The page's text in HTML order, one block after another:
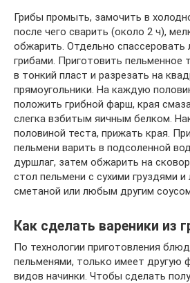
Грибы промыть, замочить в
после чего сварить (около 2 ч),
обжарить. Отдельно спассеровать
грибами. Приготовить пельменное
в тонкий пласт и разрезать на
прямоугольники. На каждую
положить грибной фарш, края
слегка взбитым яичным белком.
половиной теста, прижать края.
пельмени варить в подсоленной
дуршлаг, затем обжарить на
стол пельмени с сухими груздями и
сметаной или любым другим
Как сделать вареники из
По технологии приготовления
пельменями, только имеет другую
видов начинки. Чтобы сделать